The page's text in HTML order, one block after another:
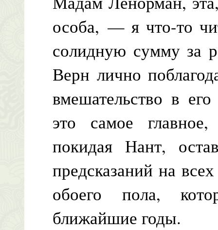
особа, — я что-то
солидную сумму за
Верн лично
вмешательство в
это самое
покидая Нант,
предсказаний на
обоего пола,
ближайшие годы.